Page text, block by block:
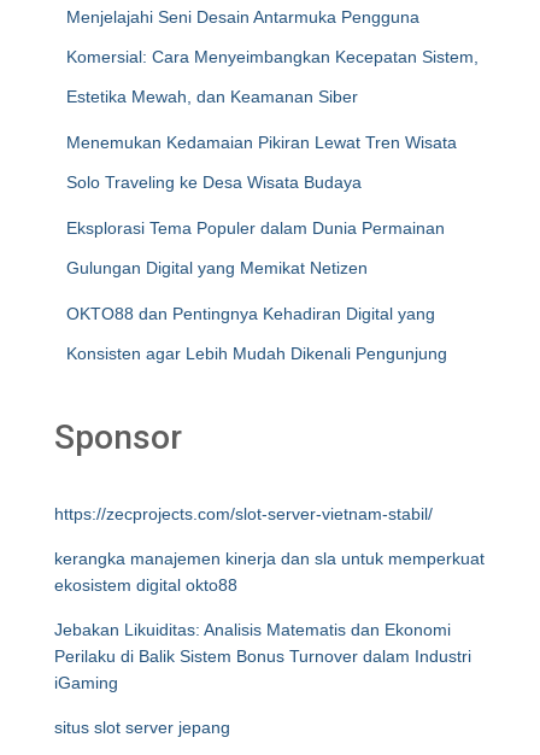
Menjelajahi Seni Desain Antarmuka Pengguna
Komersial: Cara Menyeimbangkan Kecepatan Sistem,
Estetika Mewah, dan Keamanan Siber
Menemukan Kedamaian Pikiran Lewat Tren Wisata
Solo Traveling ke Desa Wisata Budaya
Eksplorasi Tema Populer dalam Dunia Permainan
Gulungan Digital yang Memikat Netizen
OKTO88 dan Pentingnya Kehadiran Digital yang
Konsisten agar Lebih Mudah Dikenali Pengunjung
Sponsor
https://zecprojects.com/slot-server-vietnam-stabil/
kerangka manajemen kinerja dan sla untuk memperkuat
ekosistem digital okto88
Jebakan Likuiditas: Analisis Matematis dan Ekonomi
Perilaku di Balik Sistem Bonus Turnover dalam Industri
iGaming
situs slot server jepang